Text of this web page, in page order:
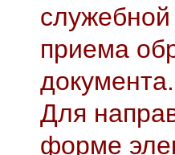
приема
документа.
Для
форме